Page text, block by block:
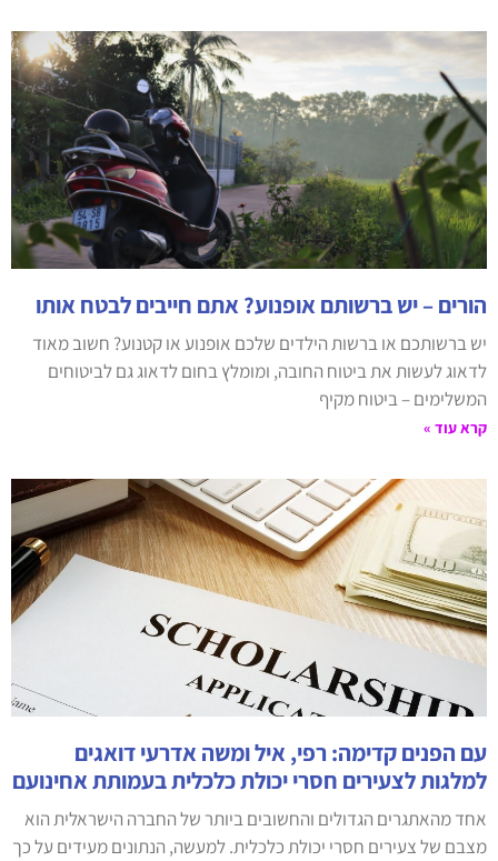
הורים – יש ברשותם אופנוע? אתם חייבים לבטח אותו
יש ברשותכם או ברשות הילדים שלכם אופנוע או קטנוע? חשוב מאוד
לדאוג לעשות את ביטוח החובה, ומומלץ בחום לדאוג גם לביטוחים
המשלימים – ביטוח מקיף
קרא עוד »
עם הפנים קדימה: רפי, איל ומשה אדרעי דואגים
למלגות לצעירים חסרי יכולת כלכלית בעמותת אחינועם
אחד מהאתגרים הגדולים והחשובים ביותר של החברה הישראלית הוא
מצבם של צעירים חסרי יכולת כלכלית. למעשה, הנתונים מעידים על כך